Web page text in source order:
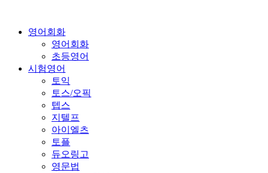
영어회화
영어회화
초등영어
시험영어
토익
토스/오픽
텝스
지텔프
아이엘츠
토플
듀오링고
영문법